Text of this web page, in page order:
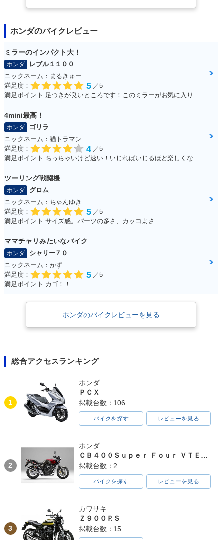
ホンダのバイクレビュー
ミラーのインパクト大！
ホンダ
レブル１１００
ニックネーム：まるきゅー
満足度：
5 ／5
4mini最高！
ホンダ
ゴリラ
ニックネーム：猫トラマン
満足度：
4 ／5
ツーリング戦闘機
ホンダ
グロム
ニックネーム：ちゃんゆき
満足度：
5 ／5
満足ポイント:サイズ感。パーツの多さ、カッコよさ
ママチャリみたいなバイク
ホンダ
シャリー７０
ニックネーム：かず
満足度：
5 ／5
満足ポイント:カゴ！！
ホンダのバイクレビューを見る
総合アクセスランキング
1
ホンダ
ＰＣＸ
掲載台数：106
バイクを探す レビューを見る
2
ホンダ
ＣＢ４００Ｓｕｐｅｒ Ｆｏｕｒ ＶＴＥＣ ＳＰＥＣ３
掲載台数：2
バイクを探す レビューを見る
3
カワサキ
Ｚ９００ＲＳ
掲載台数：15